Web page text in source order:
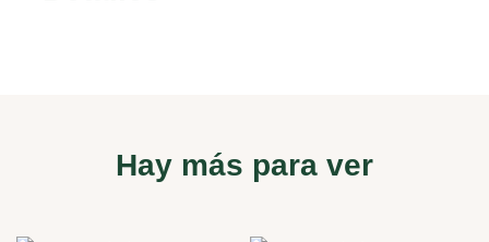
Hay más para ver